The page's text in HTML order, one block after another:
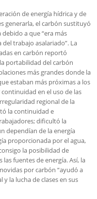
de energía hídrica y de
generarla, el carbón sustituyó
a que “era más
trabajo asalariado”. La
en carbón reportó
portabilidad del carbón
más grandes donde la
estaban más próximas a los
en el uso de las
regional de la
la continuidad e
dificultó la
dependían de la energía
proporcionada por el agua,
la posibilidad de
fuentes de energía. Así, la
por carbón “ayudó a
la lucha de clases en sus